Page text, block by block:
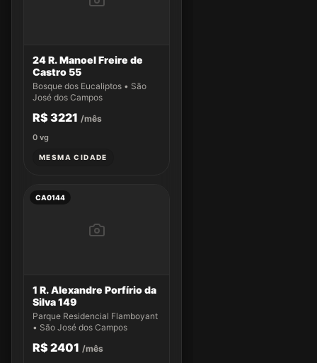
24 R. Manoel Freire de
Castro 55
Bosque dos Eucaliptos • São
José dos Campos
R$ 3221 /mês
0 vg
MESMA CIDADE
CA0144
1 R. Alexandre Porfírio da
Silva 149
Parque Residencial Flamboyant
• São José dos Campos
R$ 2401 /mês